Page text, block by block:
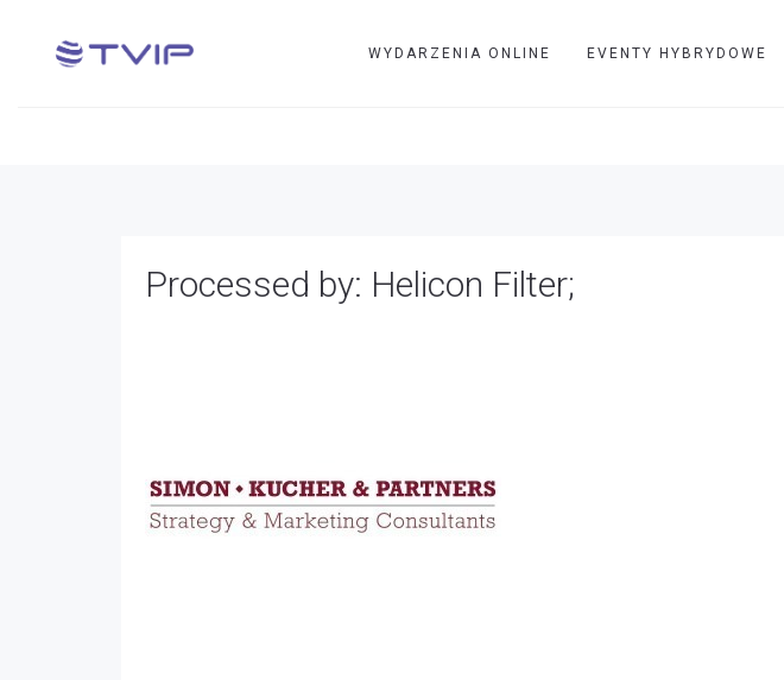
WYDARZENIA ONLINE EVENTY HYBRYDOWE
Processed by: Helicon Filter;